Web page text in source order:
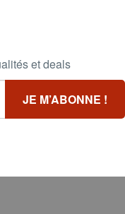
et deals